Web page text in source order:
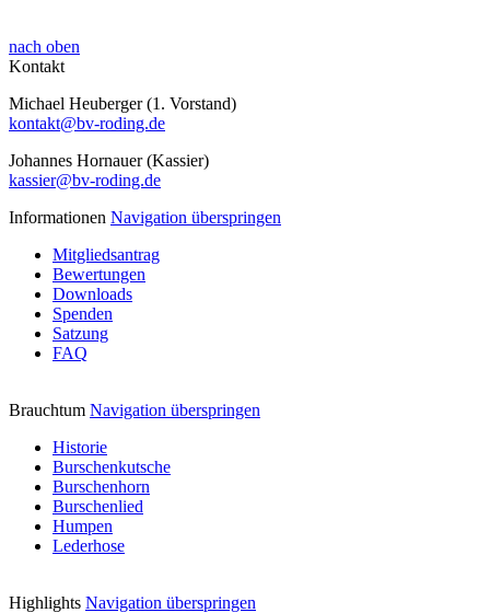
nach oben
Kontakt
Michael Heuberger (1. Vorstand)
kontakt@bv-roding.de
Johannes Hornauer (Kassier)
kassier@bv-roding.de
Informationen Navigation überspringen
Mitgliedsantrag
Bewertungen
Downloads
Spenden
Satzung
FAQ
Brauchtum Navigation überspringen
Historie
Burschenkutsche
Burschenhorn
Burschenlied
Humpen
Lederhose
Highlights Navigation überspringen